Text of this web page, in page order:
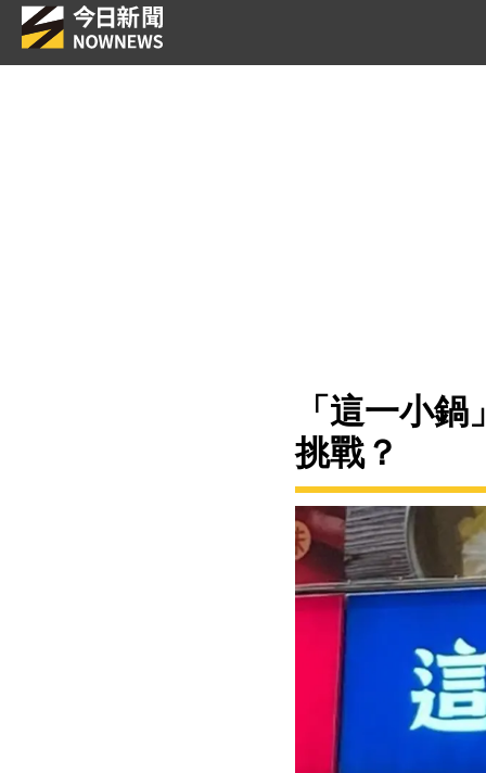
「這一小
挑戰？